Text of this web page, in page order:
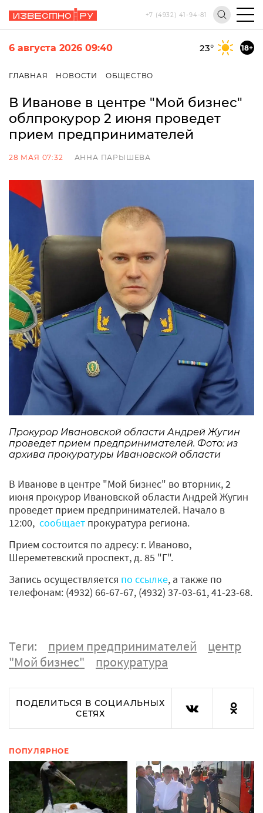
+7 (4932) 41-94-81
6 августа 2026 09:40 23° 18+
ГЛАВНАЯ НОВОСТИ ОБЩЕСТВО
В Иванове в центре "Мой бизнес"
облпрокурор 2 июня проведет
прием предпринимателей
28 МАЯ 07:32 АННА ПАРЫШЕВА
Прокурор Ивановской области Андрей Жугин
проведет прием предпринимателей. Фото: из
архива прокуратуры Ивановской области
В Иванове в центре "Мой бизнес" во вторник, 2
июня прокурор Ивановской области Андрей Жугин
проведет прием предпринимателей. Начало в
12:00, сообщает прокуратура региона.
Прием состоится по адресу: г. Иваново,
Шереметевский проспект, д. 85 "Г".
Запись осуществляется по ссылке, а также по
телефонам: (4932) 66-67-67, (4932) 37-03-61, 41-23-68.
Теги: прием предпринимателей
центр
"Мой бизнес"
прокуратура
ПОДЕЛИТЬСЯ В СОЦИАЛЬНЫХ
СЕТЯХ
ПОПУЛЯРНОЕ